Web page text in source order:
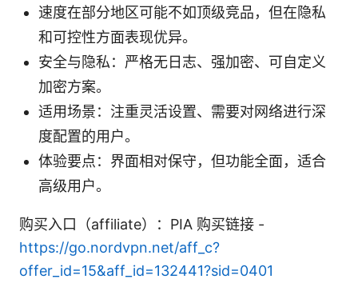
速度在部分地区可能不如顶级竞品，但在隐私
和可控性方面表现优异。
安全与隐私：严格无日志、强加密、可自定义
加密方案。
适用场景：注重灵活设置、需要对网络进行深
度配置的用户。
体验要点：界面相对保守，但功能全面，适合
高级用户。
购买入口（affiliate）：PIA 购买链接 -
https://go.nordvpn.net/aff_c?
offer_id=15&aff_id=132441?sid=0401